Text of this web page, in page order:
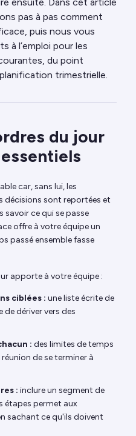
pas à pas comment
puis nous vous
à l’emploi pour les
du point
trimestrielle.
du jour
car, sans lui, les
décisions sont reportées et
ce qui se passe
offre à votre équipe un
passé ensemble fasse
apporte à votre équipe :
ciblées : une liste écrite de
dériver vers des
: des limites de temps
de se terminer à
: inclure un segment de
étapes permet aux
sachant ce qu'ils doivent